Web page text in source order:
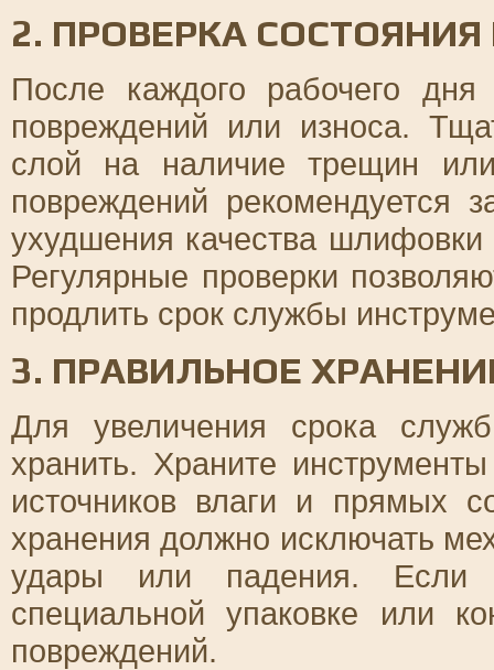
2. ПРОВЕРКА
После каждого рабочего
повреждений или износа.
слой на наличие трещин
повреждений рекомендуется
ухудшения качества
Регулярные проверки
продлить срок службы
3. ПРАВИЛЬНОЕ
Для увеличения срока
хранить. Храните
источников влаги и прямых
хранения должно исключать
удары или падения. Если
специальной упаковке или
повреждений.